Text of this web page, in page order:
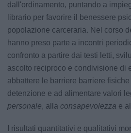
dall'ordinamento, puntando a
librario per favorire il benessere
popolazione carceraria. Nel corso
hanno preso parte a incontri
confronto a partire dai testi letti,
ascolto reciproco e condivisione di
abbattere le barriere barriere
detenzione e ad alimentare valori
personale, alla consapevolezza e
I risultati quantitativi e qualitativi